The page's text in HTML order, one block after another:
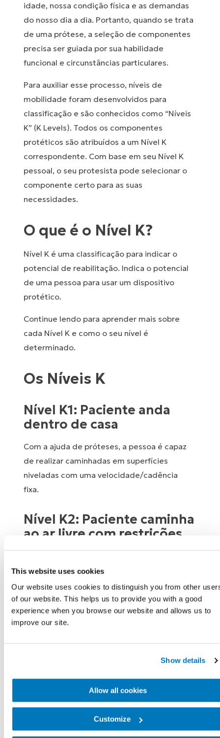
This website uses cookies
Our website uses cookies to distinguish you from other
of our website. This helps us to provide you with a good
experience when you browse our website and allows us to
improve our site.
Show details
Allow all cookies
Customize
idade, nossa condição física e as demandas
do nosso dia a dia. Portanto, quando se trata
de uma prótese, a seleção de componentes
precisa ser guiada por sua habilidade
funcional e circunstâncias particulares.
Para auxiliar esse processo, níveis de
mobilidade foram desenvolvidos para
classificação e são conhecidos como “Níveis
K” (K Levels). Todos os componentes
protéticos são atribuídos a um Nível K
correspondente. Com base em seu Nível K
pessoal, o seu protesista pode selecionar o
componente certo para as suas
necessidades.
O que é o Nível K?
Nível K é uma classificação para indicar o
potencial de reabilitação. Indica o potencial
de uma pessoa para usar um dispositivo
protético.
Continue lendo para aprender mais sobre
cada Nível K e como o seu nível é
determinado.
Os Níveis K
Nível K1: Paciente anda
dentro de casa
Com a ajuda de próteses, a pessoa é capaz
de realizar caminhadas em superfícies
niveladas com uma velocidade/cadência
fixa.
Nível K2: Paciente caminha
ao ar livre com restrições
de realizar caminhadas em distâncias
limitadas e velocidade baixa. A pessoa pode
lidar com ambientes com obstáculos baixos,
como meio-fio, degraus e pisos irregulares.
Nível K3: Paciente caminha
ao ar livre sem restrições
Com a ajuda de próteses, a pessoa é capaz
de se mover livremente em diferentes tipos
de superfícies. A pessoa pode caminhar ou
tem potencial para caminhar em diferentes